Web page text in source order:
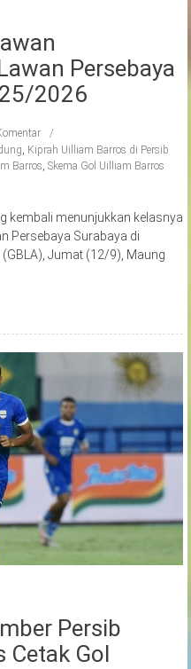
Persebaya
2026
Kiprah Uilliam Barros di Persib
Barros Skema Gol Uilliam Barros
kembali menunjukkan kelasnya
Persebaya Surabaya di
Jumat (12/9), Maung
Persib
Cetak Gol